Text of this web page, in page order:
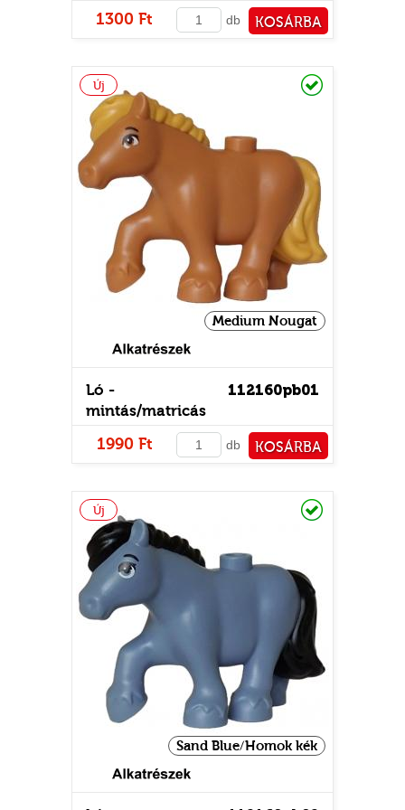
1300 Ft db KOSÁRBA
Új
Medium Nougat
112160pb01
Ló -
mintás/matricás
1990 Ft db KOSÁRBA
Új
Sand Blue/Homok kék